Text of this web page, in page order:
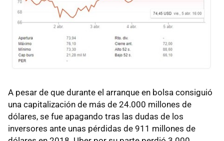
A pesar de que durante el arranque en bolsa consiguió
una capitalización de más de 24.000 millones de
dólares, se fue apagando tras las dudas de los
inversores ante unas pérdidas de 911 millones de